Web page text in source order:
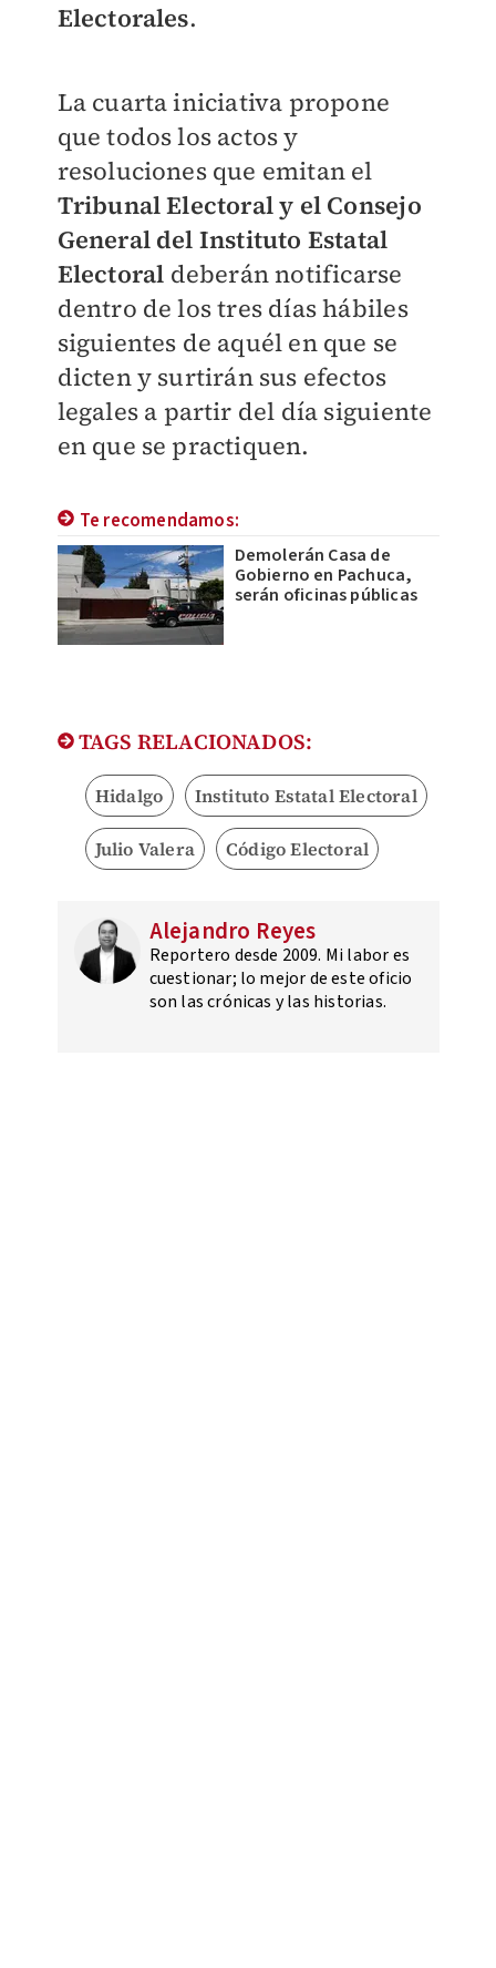
Electorales.
La cuarta iniciativa propone
que todos los actos y
resoluciones que emitan el
Tribunal Electoral y el Consejo
General del Instituto Estatal
Electoral deberán notificarse
dentro de los tres días hábiles
siguientes de aquél en que se
dicten y surtirán sus efectos
legales a partir del día siguiente
en que se practiquen.
Te recomendamos:
Demolerán Casa de
Gobierno en Pachuca,
serán oficinas públicas
TAGS RELACIONADOS:
Hidalgo Instituto Estatal Electoral
Julio Valera Código Electoral
Alejandro Reyes
Reportero desde 2009. Mi labor es
cuestionar; lo mejor de este oficio
son las crónicas y las historias.